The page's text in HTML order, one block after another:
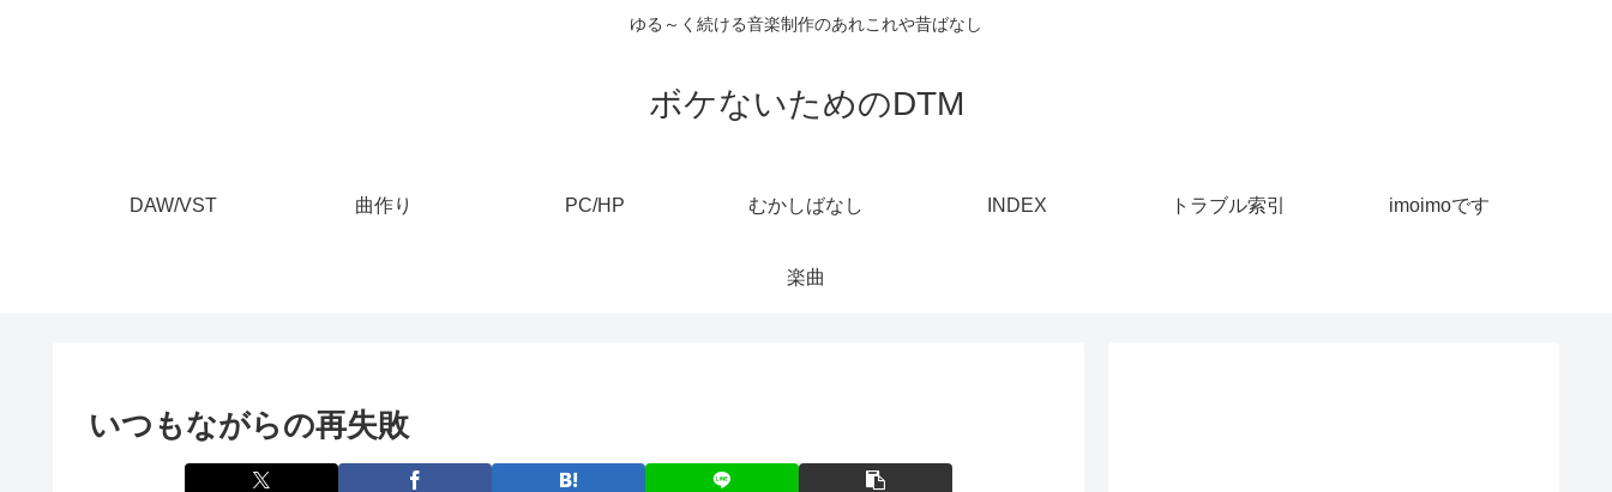
ゆる～く続ける音楽制作のあれこれや昔ばなし
ボケないためのDTM
DAW/VST 曲作り PC/HP むかしばなし INDEX トラブル索引 imoimoです
楽曲
いつもながらの再失敗